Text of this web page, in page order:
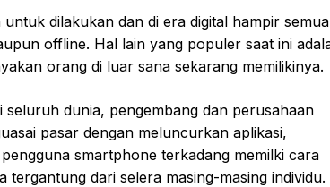
dilakukan dan di era digital hampir semua
offline. Hal lain yang populer saat ini
orang di luar sana sekarang memilikinya.
dunia, pengembang dan perusahaan
pasar dengan meluncurkan aplikasi,
smartphone terkadang memilki cara
dari selera masing-masing individu.